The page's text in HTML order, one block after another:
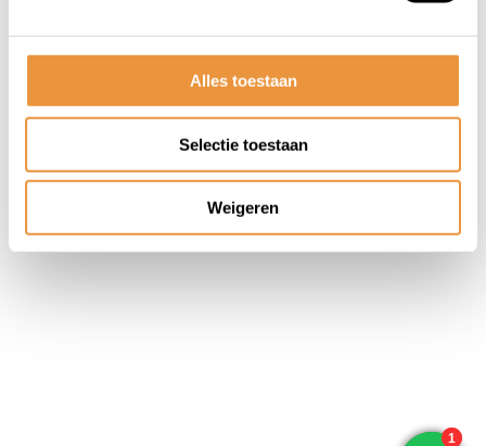
Alles toestaan
Selectie toestaan
Weigeren
Algemene voorwaarden Disclaimer
Privacy
Policy
Sitemap